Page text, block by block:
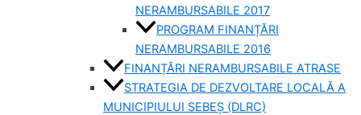
NERAMBURSABILE 2017
PROGRAM FINANȚĂRI
NERAMBURSABILE 2016
FINANȚĂRI NERAMBURSABILE ATRASE
STRATEGIA DE DEZVOLTARE LOCALĂ A
MUNICIPIULUI SEBEȘ (DLRC)